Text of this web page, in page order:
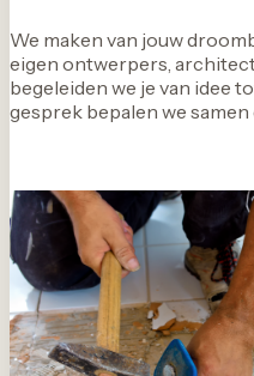
We maken van jouw
eigen ontwerpers,
begeleiden we je van idee
gesprek bepalen we samen